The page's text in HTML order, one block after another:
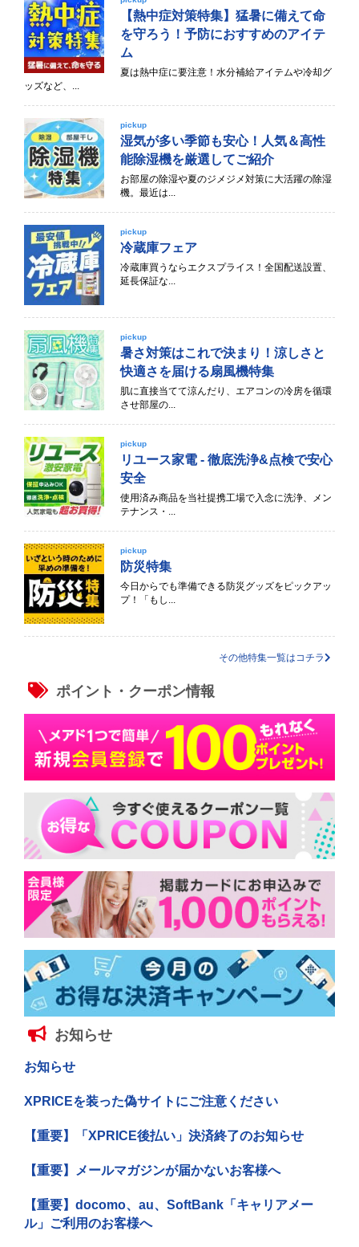
【熱中症対策特集】猛暑に備えて命
を守ろう！予防におすすめのアイテ
ム
夏は熱中症に要注意！水分補給アイテムや冷却グ
ッズなど、...
pickup
湿気が多い季節も安心！人気＆高性
能除湿機を厳選してご紹介
お部屋の除湿や夏のジメジメ対策に大活躍の除湿
機。最近は...
pickup
冷蔵庫フェア
冷蔵庫買うならエクスプライス！全国配送設置、
延長保証な...
pickup
暑さ対策はこれで決まり！涼しさと
快適さを届ける扇風機特集
肌に直接当てて涼んだり、エアコンの冷房を循環
させ部屋の...
pickup
リユース家電 - 徹底洗浄&点検で安心
安全
使用済み商品を当社提携工場で入念に洗浄、メン
テナンス・...
pickup
防災特集
今日からでも準備できる防災グッズをピックアッ
プ！「もし...
その他特集一覧はコチラ
ポイント・クーポン情報
お知らせ
お知らせ
XPRICEを装った偽サイトにご注意ください
【重要】「XPRICE後払い」決済終了のお知らせ
【重要】メールマガジンが届かないお客様へ
【重要】docomo、au、SoftBank「キャリアメー
ル」ご利用のお客様へ